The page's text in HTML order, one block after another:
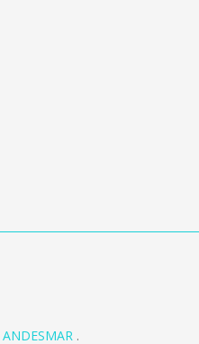
ANDESMAR .